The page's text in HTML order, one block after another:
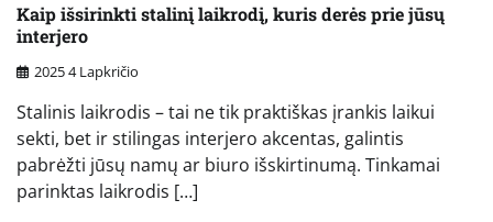
Kaip išsirinkti stalinį laikrodį, kuris derės prie jūsų
interjero
2025 4 Lapkričio
Stalinis laikrodis – tai ne tik praktiškas įrankis laikui
sekti, bet ir stilingas interjero akcentas, galintis
pabrėžti jūsų namų ar biuro išskirtinumą. Tinkamai
parinktas laikrodis […]